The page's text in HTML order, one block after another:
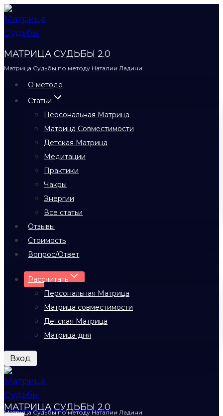
Перейти
к
содержимому
МАТРИЦА СУДЬБЫ 2.0
Матрица Судьбы по методу Наталии Ладини
О методе
Статьи
Персональная Матрица
Матрица Совместимости
Детская Матрица
Медитации
Практики
Чакры
Энергии
Все статьи
Отзывы
Стоимость
Вопрос/Ответ
Рассчитать
Персональная Матрица
Матрица совместимости
Детская Матрица
Матрица дня
Вход
МАТРИЦА СУДЬБЫ 2.0
Матрица Судьбы по методу Наталии Ладини